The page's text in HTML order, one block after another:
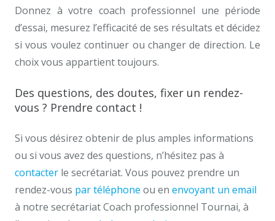
Donnez à votre coach professionnel une période
d’essai, mesurez l’efficacité de ses résultats et décidez
si vous voulez continuer ou changer de direction. Le
choix vous appartient toujours.
Des questions, des doutes, fixer un rendez-
vous ? Prendre contact !
Si vous désirez obtenir de plus amples informations
ou si vous avez des questions, n’hésitez pas à
contacter le secrétariat. Vous pouvez prendre un
rendez-vous par téléphone ou en envoyant un email
à notre secrétariat Coach professionnel Tournai, à